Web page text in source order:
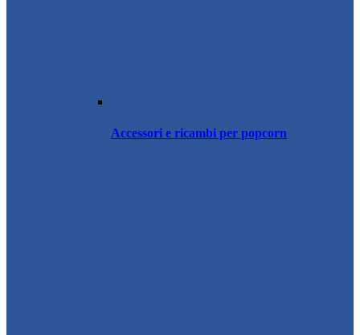
Accessori e ricambi per popcorn